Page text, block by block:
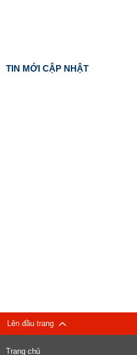
TIN MỚI CẬP NHẬT
Lên đầu trang
Trang chủ